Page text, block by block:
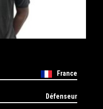
France
Défenseur